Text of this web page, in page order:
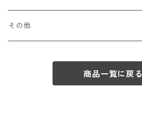
その他
商品一覧に戻る